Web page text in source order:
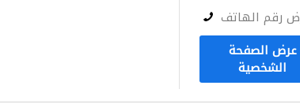
رقم الهاتف
عرض الصفحة
الشخصية